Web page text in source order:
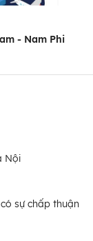
- Nam Phi
Nội
sự chấp thuận